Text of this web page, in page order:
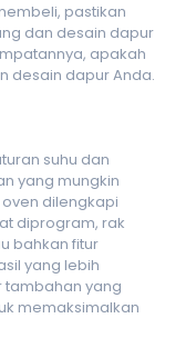
pastikan
dan desain dapur
apakah
desain dapur Anda.
suhu dan
yang mungkin
dilengkapi
diprogram, rak
bahkan fitur
yang lebih
tambahan yang
memaksimalkan